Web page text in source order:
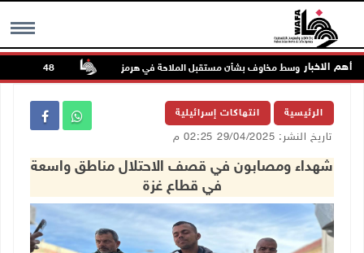
MENU أهم الاخبار
الصعود وسط مخاوف بشأن مستقبل الملاحة في هرمز
الرئيسية انتهاكات إسرائيلية
تاريخ النشر: 29/04/2025 02:25 م
شهداء ومصابون في قصف الاحتلال مناطق واسعة
في قطاع غزة